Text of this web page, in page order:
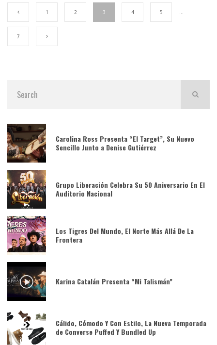
1 2 3 4 5 …
7
Carolina Ross Presenta “El Target”, Su Nuevo
Sencillo Junto a Denise Gutiérrez
Grupo Liberación Celebra Su 50 Aniversario En El
Auditorio Nacional
Los Tigres Del Mundo, El Norte Más Allá De La
Frontera
Karina Catalán Presenta “Mi Talismán”
Cálido, Cómodo Y Con Estilo, La Nueva Temporada
de Converse Puffed Y Bundled Up